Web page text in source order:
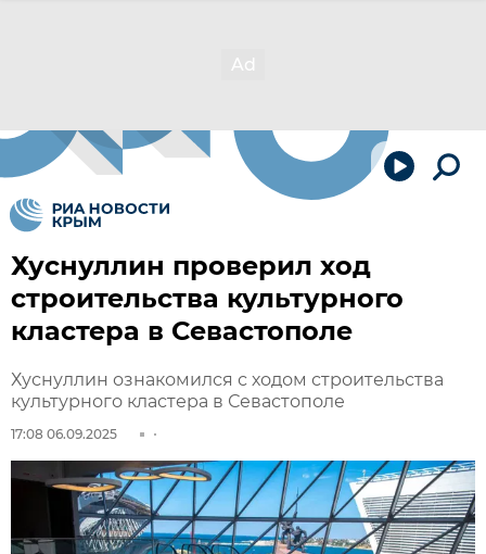
Хуснуллин проверил ход
строительства культурного
кластера в Севастополе
Хуснуллин ознакомился с ходом строительства
культурного кластера в Севастополе
17:08 06.09.2025